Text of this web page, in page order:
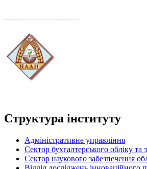
Структура інституту
Адміністративне управління
Сектор бухгалтерського обліку та
Сектор наукового забезпечення